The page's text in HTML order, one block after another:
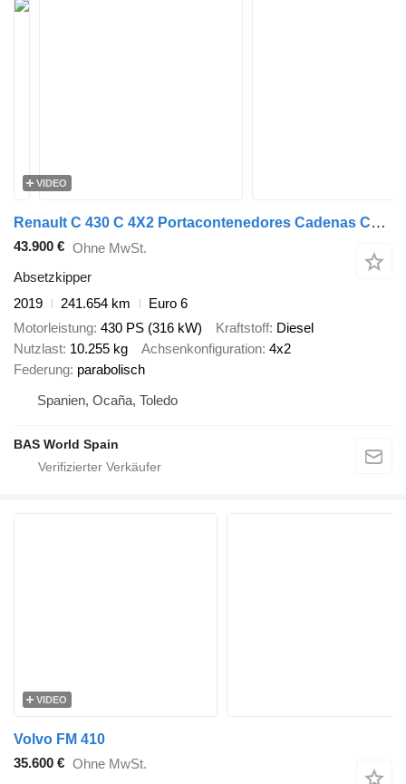
VIDEO
Renault C 430 C 4X2 Portacontenedores Cadenas Cambio Automático Euro 6
43.900 € Ohne MwSt.
Absetzkipper
2019
241.654 km
Euro 6
Motorleistung 430 PS (316 kW) Kraftstoff Diesel
Nutzlast 10.255 kg Achsenkonfiguration 4x2
Federung parabolisch
Spanien, Ocaña, Toledo
BAS World Spain
VIDEO
Volvo FM 410
35.600 € Ohne MwSt.